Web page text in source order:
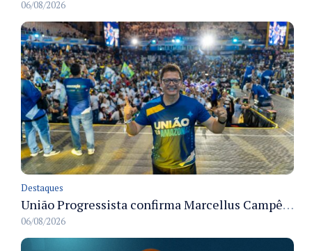
06/08/2026
Destaques
União Progressista confirma Marcellus Campêlo como candidato a deputado estadual
06/08/2026